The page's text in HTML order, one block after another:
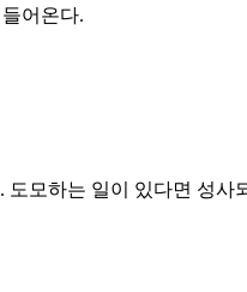
어온다.
모하는 일이 있다면 성